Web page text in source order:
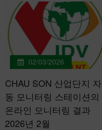
02/03/2026
CHAU SON 산업단지 자
동 모니터링 스테이션의
온라인 모니터링 결과
2026년 2월